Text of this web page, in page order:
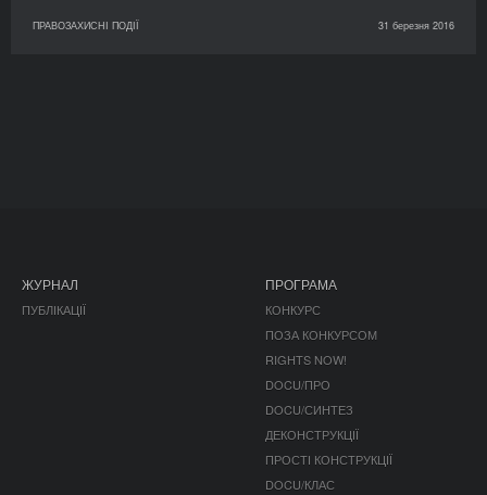
ПРАВОЗАХИСНІ ПОДІЇ 31 березня 2016
ЖУРНАЛ
ПУБЛІКАЦІЇ
ПРОГРАМА
КОНКУРС
ПОЗА КОНКУРСОМ
RIGHTS NOW!
DOCU/ПРО
DOCU/СИНТЕЗ
ДЕКОНСТРУКЦІЇ
ПРОСТІ КОНСТРУКЦІЇ
DOCU/КЛАС